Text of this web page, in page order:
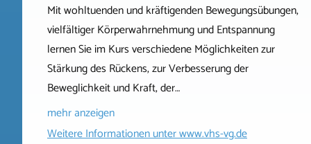
Mit wohltuenden und kräftigenden Bewegungsübungen,
vielfältiger Körperwahrnehmung und Entspannung
lernen Sie im Kurs verschiedene Möglichkeiten zur
Stärkung des Rückens, zur Verbesserung der
Beweglichkeit und Kraft, der…
mehr anzeigen
Weitere Informationen unterwww.vhs-vg.de